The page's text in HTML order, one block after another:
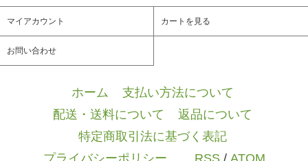
マイアカウント カートを見る
お問い合わせ
ホーム 支払い方法について
配送・送料について
返品について
特定商取引法に基づく表記
プライバシーポリシー
RSS/ ATOM